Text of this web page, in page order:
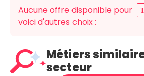
Aucune offre disponible pour
voici d'autres choix :
Métiers
secteur